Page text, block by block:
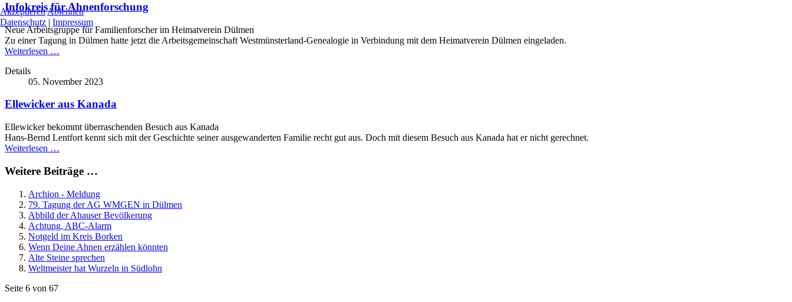
Infokreis für Ahnenforschung
Neue Arbeitsgruppe für Familienforscher im Heimatverein Dülmen
Zu einer Tagung in Dülmen hatte jetzt die Arbeitsgemeinschaft Westmünsterland-Genealogie in Verbindung mit dem Heimatverein Dülmen eingeladen.
Weiterlesen …
Details
05. November 2023
Ellewicker aus Kanada
Ellewicker bekommt überraschenden Besuch aus Kanada
Hans-Bernd Lentfort kennt sich mit der Geschichte seiner ausgewanderten Familie recht gut aus. Doch mit diesem Besuch aus Kanada hat er nicht gerechnet.
Weiterlesen …
Weitere Beiträge …
Archion - Meldung
79. Tagung der AG WMGEN in Dülmen
Abbild der Ahauser Bevölkerung
Achtung, ABC-Alarm
Notgeld im Kreis Borken
Wenn Deine Ahnen erzählen könnten
Alte Steine sprechen
Weltmeister hat Wurzeln in Südlohn
Seite 6 von 67
AkzeptierenAblehnen
Datenschutz | Impressum